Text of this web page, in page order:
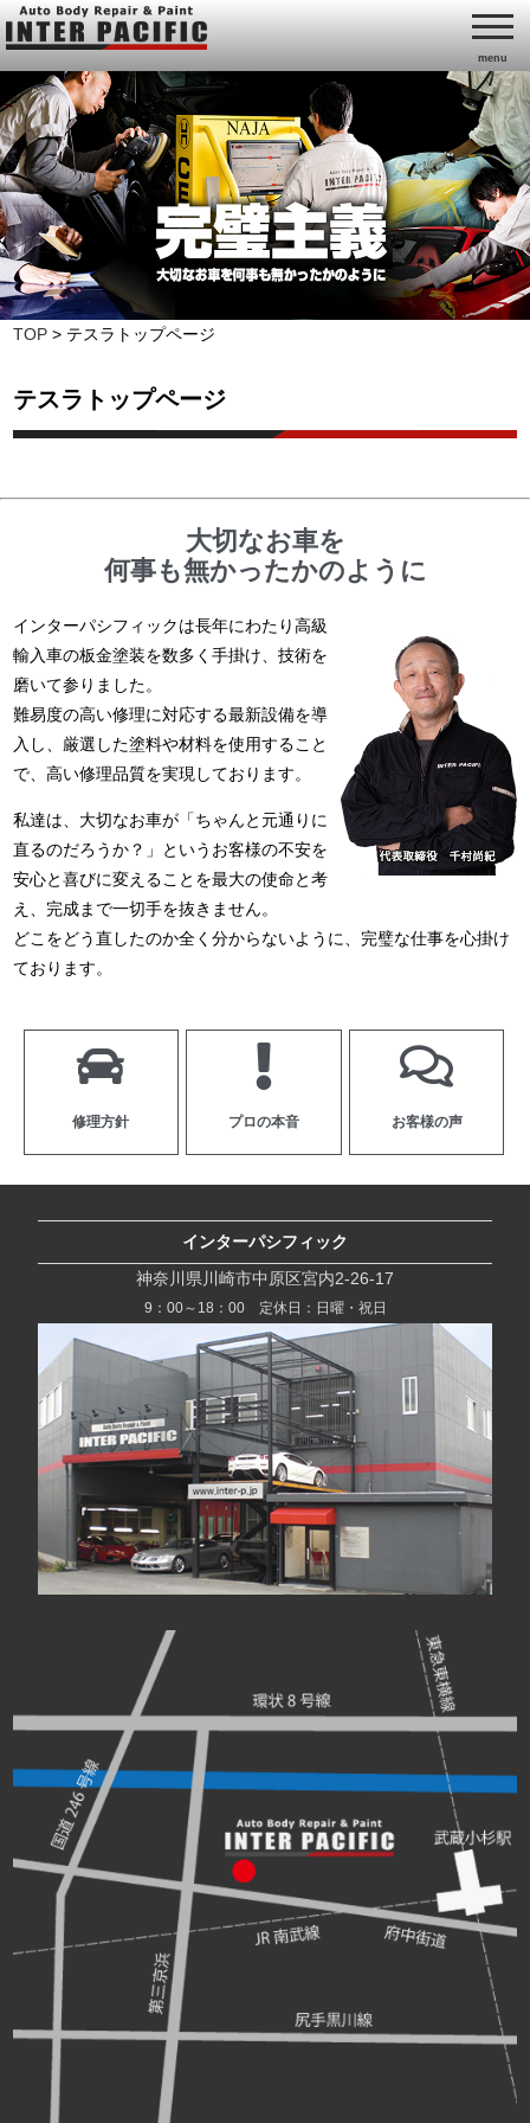
menu
TOP > テスラトップページ
テスラトップページ
大切なお車を
何事も無かったかのように
インターパシフィックは長年にわたり高級
輸入車の板金塗装を数多く手掛け、技術を
磨いて参りました。
難易度の高い修理に対応する最新設備を導
入し、厳選した塗料や材料を使用すること
で、高い修理品質を実現しております。
私達は、大切なお車が「ちゃんと元通りに
直るのだろうか？」というお客様の不安を
安心と喜びに変えることを最大の使命と考
え、完成まで一切手を抜きません。
どこをどう直したのか全く分からないように、完璧な仕事を心掛け
ております。
修理方針 プロの本音 お客様の声
インターパシフィック
神奈川県川崎市中原区宮内2-26-17
9：00～18：00 定休日：日曜・祝日